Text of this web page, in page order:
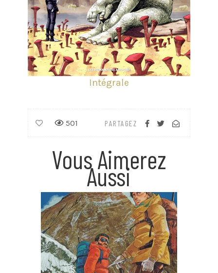
Intégrale
PARTAGEZ
501
Vous Aimerez
Aussi